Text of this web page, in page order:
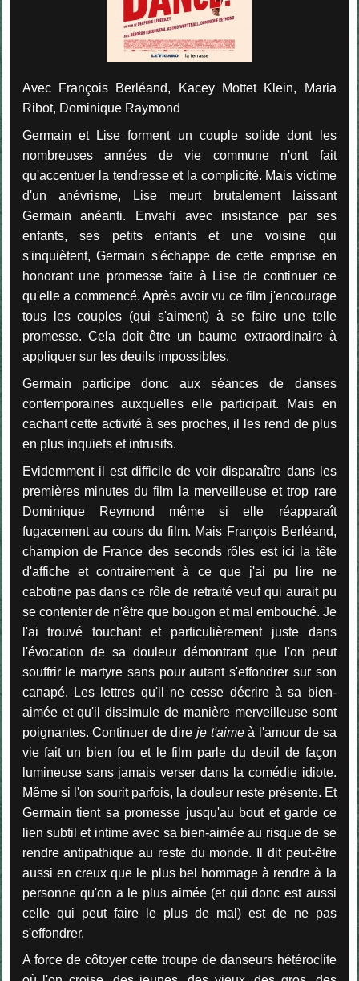
Avec François Berléand, Kacey Mottet Klein, Maria
Ribot, Dominique Raymond
Germain et Lise forment un couple solide dont les
nombreuses années de vie commune n'ont fait
qu'accentuer la tendresse et la complicité. Mais victime
d'un anévrisme, Lise meurt brutalement laissant
Germain anéanti. Envahi avec insistance par ses
enfants, ses petits enfants et une voisine qui
s'inquiètent, Germain s'échappe de cette emprise en
honorant une promesse faite à Lise de continuer ce
qu'elle a commencé. Après avoir vu ce film j'encourage
tous les couples (qui s'aiment) à se faire une telle
promesse. Cela doit être un baume extraordinaire à
appliquer sur les deuils impossibles.
Germain participe donc aux séances de danses
contemporaines auxquelles elle participait. Mais en
cachant cette activité à ses proches, il les rend de plus
en plus inquiets et intrusifs.
Evidemment il est difficile de voir disparaître dans les
premières minutes du film la merveilleuse et trop rare
Dominique Reymond même si elle réapparaît
fugacement au cours du film. Mais François Berléand,
champion de France des seconds rôles est ici la tête
d'affiche et contrairement à ce que j'ai pu lire ne
cabotine pas dans ce rôle de retraité veuf qui aurait pu
se contenter de n'être que bougon et mal embouché. Je
l'ai trouvé touchant et particulièrement juste dans
l'évocation de sa douleur démontrant que l'on peut
souffrir le martyre sans pour autant s'effondrer sur son
canapé. Les lettres qu'il ne cesse décrire à sa bien-
aimée et qu'il dissimule de manière merveilleuse sont
poignantes. Continuer de dire je t'aimeà l'amour de sa
vie fait un bien fou et le film parle du deuil de façon
lumineuse sans jamais verser dans la comédie idiote.
Même si l'on sourit parfois, la douleur reste présente. Et
Germain tient sa promesse jusqu'au bout et garde ce
lien subtil et intime avec sa bien-aimée au risque de se
rendre antipathique au reste du monde. Il dit peut-être
aussi en creux que le plus bel hommage à rendre à la
personne qu'on a le plus aimée (et qui donc est aussi
celle qui peut faire le plus de mal) est de ne pas
s'effondrer.
A force de côtoyer cette troupe de danseurs hétéroclite